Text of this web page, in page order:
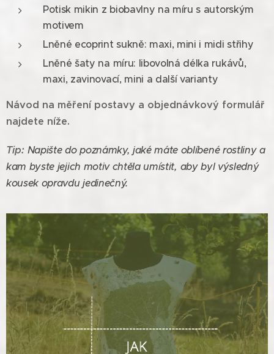
Potisk mikin z biobavlny na míru s autorským
motivem
Lněné ecoprint sukně: maxi, mini i midi střihy
Lněné šaty na míru: libovolná délka rukávů,
maxi, zavinovací, mini a další varianty
Návod na měření postavy a objednávkový formulář
najdete níže.
Tip: Napište do poznámky, jaké máte oblíbené rostliny a
kam byste jejich motiv chtěla umístit, aby byl výsledný
kousek opravdu jedinečný.